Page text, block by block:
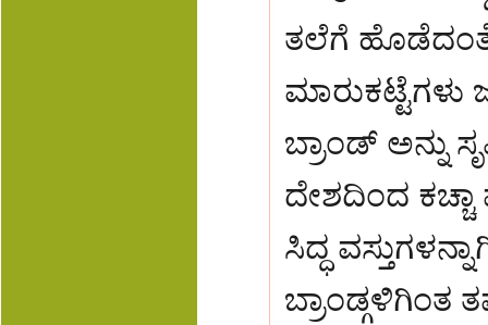
ತಲೆಗೆ ಹೊಡೆದಂತೆ
ಮಾರುಕಟ್ಟೆಗಳು
ಬ್ರಾಂಡ್ ಅನ್ನು
ದೇಶದಿಂದ ಕಚ್ಚಾ
ಸಿದ್ಧ
ಬ್ರಾಂಡ್ಗಳಿಗಿಂತ